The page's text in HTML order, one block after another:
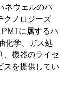
ネウェルのパ
クノロジーズ
に属するハ
化学、ガス処
、機器のライセ
スを提供してい